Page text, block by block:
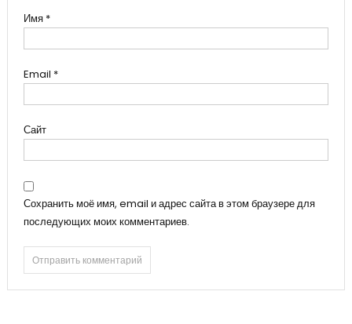
Имя *
Email *
Сайт
Сохранить моё имя, email и адрес сайта в этом браузере для
последующих моих комментариев.